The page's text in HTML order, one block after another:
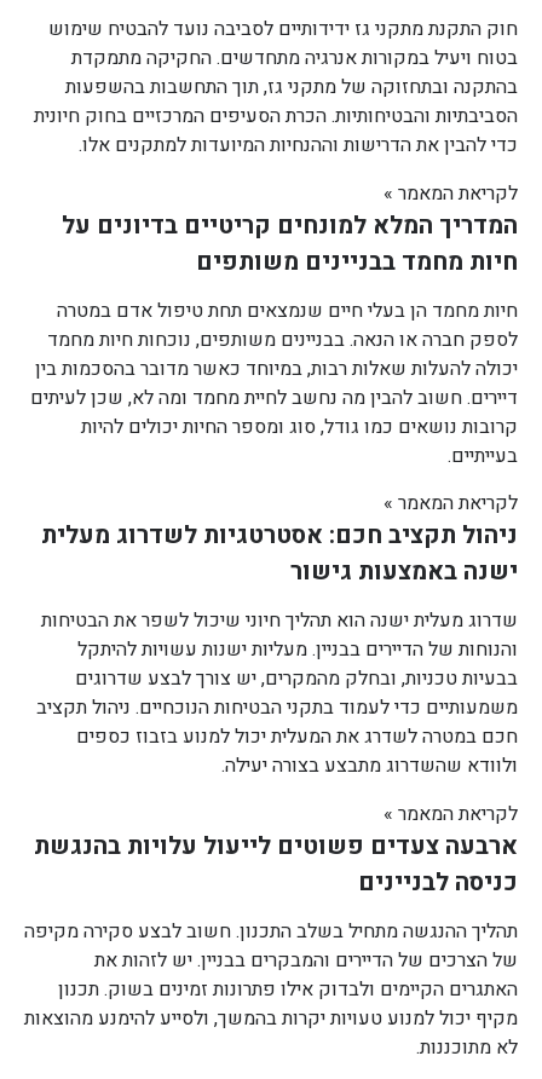
חוק התקנת מתקני גז ידידותיים לסביבה נועד להבטיח שימוש
בטוח ויעיל במקורות אנרגיה מתחדשים. החקיקה מתמקדת
בהתקנה ובתחזוקה של מתקני גז, תוך התחשבות בהשפעות
הסביבתיות והבטיחותיות. הכרת הסעיפים המרכזיים בחוק חיונית
כדי להבין את הדרישות וההנחיות המיועדות למתקנים אלו.
לקריאת המאמר »
המדריך המלא למונחים קריטיים בדיונים על
חיות מחמד בבניינים משותפים
חיות מחמד הן בעלי חיים שנמצאים תחת טיפול אדם במטרה
לספק חברה או הנאה. בבניינים משותפים, נוכחות חיות מחמד
יכולה להעלות שאלות רבות, במיוחד כאשר מדובר בהסכמות בין
דיירים. חשוב להבין מה נחשב לחיית מחמד ומה לא, שכן לעיתים
קרובות נושאים כמו גודל, סוג ומספר החיות יכולים להיות
בעייתיים.
לקריאת המאמר »
ניהול תקציב חכם: אסטרטגיות לשדרוג מעלית
ישנה באמצעות גישור
שדרוג מעלית ישנה הוא תהליך חיוני שיכול לשפר את הבטיחות
והנוחות של הדיירים בבניין. מעליות ישנות עשויות להיתקל
בבעיות טכניות, ובחלק מהמקרים, יש צורך לבצע שדרוגים
משמעותיים כדי לעמוד בתקני הבטיחות הנוכחיים. ניהול תקציב
חכם במטרה לשדרג את המעלית יכול למנוע בזבוז כספים
ולוודא שהשדרוג מתבצע בצורה יעילה.
לקריאת המאמר »
ארבעה צעדים פשוטים לייעול עלויות בהנגשת
כניסה לבניינים
תהליך ההנגשה מתחיל בשלב התכנון. חשוב לבצע סקירה מקיפה
של הצרכים של הדיירים והמבקרים בבניין. יש לזהות את
האתגרים הקיימים ולבדוק אילו פתרונות זמינים בשוק. תכנון
מקיף יכול למנוע טעויות יקרות בהמשך, ולסייע להימנע מהוצאות
לא מתוכננות.